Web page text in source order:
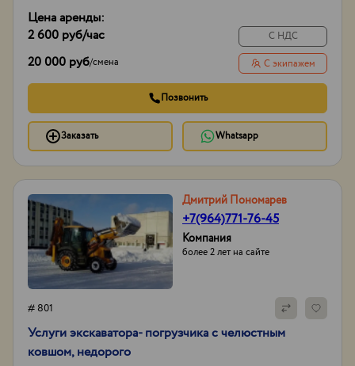
Цена аренды:
2 600 руб/час
20 000 руб/смена
С НДС
С экипажем
Позвонить
Заказать Whatsapp
Дмитрий Пономарев
+7(964)771-76-45
Компания
более 2 лет на сайте
# 801
Услуги экcкаватора- погрузчика с челюстным
ковшом, недорого